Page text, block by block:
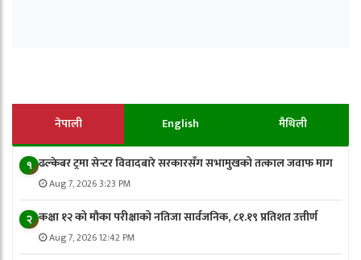
नेपाली English मैथिली
१ ढल्केबर ट्रमा सेन्टर विवादबारे सरकारसँग सभामुखको तत्काल जवाफ माग
Aug 7, 2026 3:23 PM
२ कक्षा १२ को मौका परीक्षाको नतिजा सार्वजनिक, ८१.१९ प्रतिशत उत्तीर्ण
Aug 7, 2026 12:42 PM